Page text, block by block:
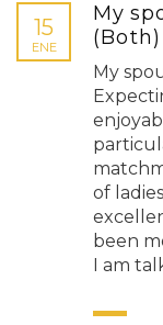
15
ENE
My
My
of
been
I am